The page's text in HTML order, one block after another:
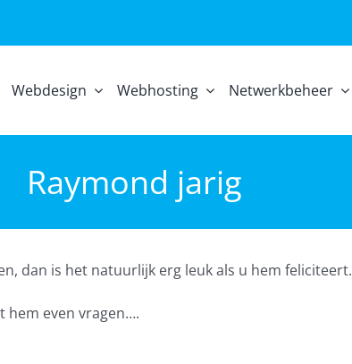
Webdesign Webhosting Netwerkbeheer
Raymond jarig
dan is het natuurlijk erg leuk als u hem feliciteert.
hem even vragen….